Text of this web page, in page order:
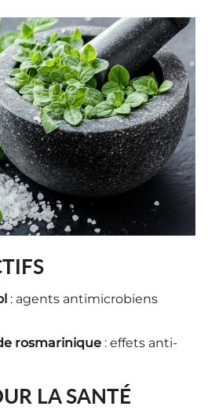
: agents antimicrobiens
rosmarinique : effets anti-
LA SANTÉ